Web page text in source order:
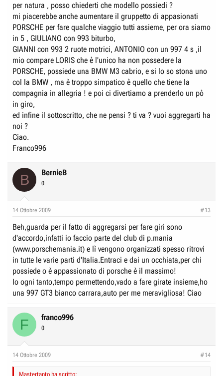
per natura , posso chiederti che modello possiedi ?
mi piacerebbe anche aumentare il gruppetto di appasionati
PORSCHE per fare qualche viaggio tutti assieme, per ora siamo
in 5 , GIULIANO con 993 biturbo,
GIANNI con 993 2 ruote motrici, ANTONIO con un 997 4 s ,il
mio compare LORIS che è l'unico ha non possedere la
PORSCHE, possiede una BMW M3 cabrio, e si lo so stona uno
col la BMW , ma è troppo simpatico è quello che tiene la
compagnia in allegria ! e poi ci divertiamo a prenderlo un pò
in giro,
ed infine il sottoscritto, che ne pensi ? ti va ? vuoi aggregarti ha
noi ?
Ciao.
Franco996
B BernieB
0
14 Ottobre 2009 #13
Beh,guarda per il fatto di aggregarsi per fare giri sono
d'accordo,infatti io faccio parte del club di p.mania
(www.porschemania.it) e lì vengono organizzati spesso ritrovi
in tutte le varie parti d'Italia.Entraci e dai un occhiata,per chi
possiede o è appassionato di porsche è il massimo!
Io ogni tanto,tempo permettendo,vado a fare girate insieme,ho
una 997 GT3 bianco carrara,auto per me meravigliosa! Ciao
F franco996
0
14 Ottobre 2009 #14
Mastertanto ha scritto: